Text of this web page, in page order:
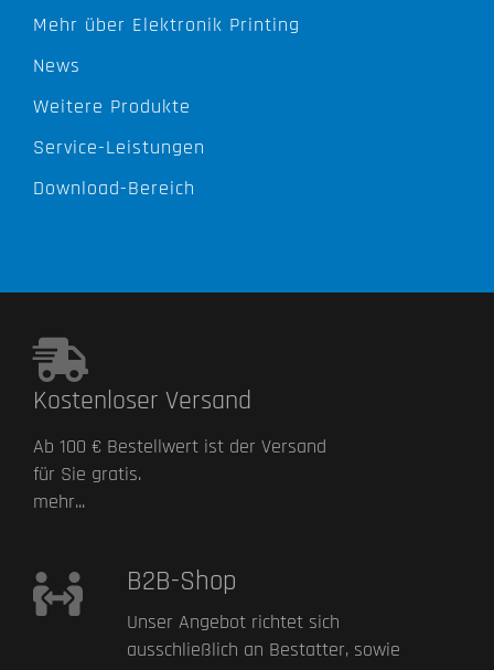
Mehr über Elektronik Printing
News
Weitere Produkte
Service-Leistungen
Download-Bereich
Kostenloser Versand
Ab 100 € Bestellwert ist der Versand
für Sie gratis.
mehr...
B2B-Shop
Unser Angebot richtet sich
ausschließlich an Bestatter, sowie